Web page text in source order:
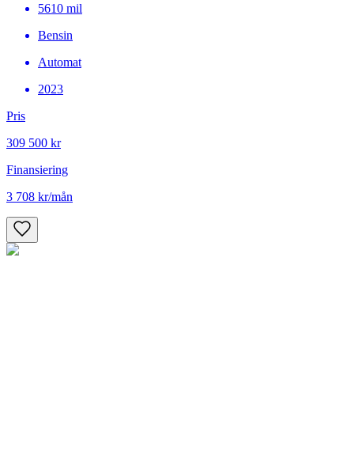
5610 mil
Bensin
Automat
2023
Pris
309 500 kr
Finansiering
3 708 kr/mån